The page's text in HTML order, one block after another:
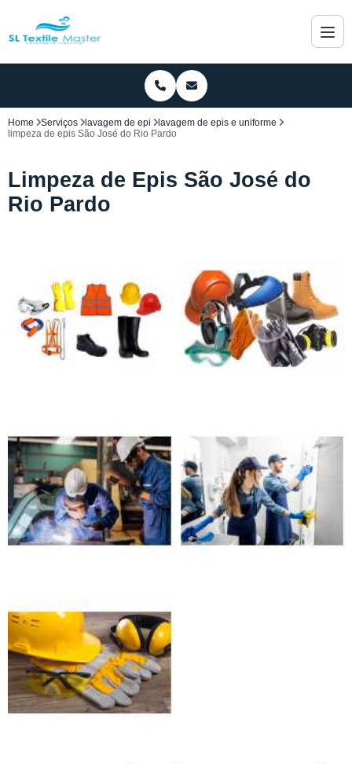
Home Serviços lavagem de epi
lavagem de epis e uniforme
limpeza de epis São José do Rio Pardo
Limpeza de Epis São José do
Rio Pardo